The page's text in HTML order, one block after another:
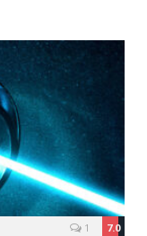
7.0
1